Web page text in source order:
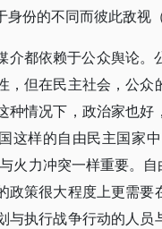
份的不同而彼此敌视
介都依赖于公众舆论
，但在民主社会，公
种情况下，政治家也
这样的自由民主国家
火力冲突一样重要。
政策很大程度上更需要
与执行战争行动的人